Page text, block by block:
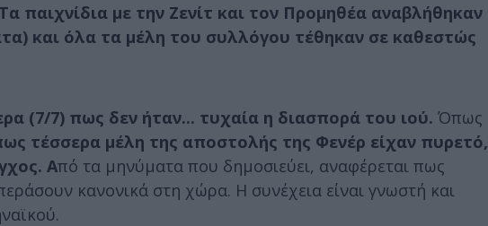
με την Ζενίτ και τον Προμηθέα αναβλήθηκαν
και όλα τα μέλη του συλλόγου τέθηκαν σε καθεστώς
(7/7) πως δεν ήταν... τυχαία η διασπορά του ιού. Όπως
τέσσερα μέλη της αποστολής της Φενέρ είχαν πυρετό,
Από τα μηνύματα που δημοσιεύει, αναφέρεται πως
κανονικά στη χώρα. Η συνέχεια είναι γνωστή και